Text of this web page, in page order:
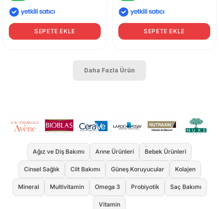
SEPETE EKLE SEPETE EKLE
Daha Fazla Ürün
Ağız ve Diş Bakımı Anne Ürünleri Bebek Ürünleri
Cinsel Sağlık Cilt Bakımı Güneş Koruyucular Kolajen
Mineral Multivitamin Omega 3 Probiyotik Saç Bakımı
Vitamin